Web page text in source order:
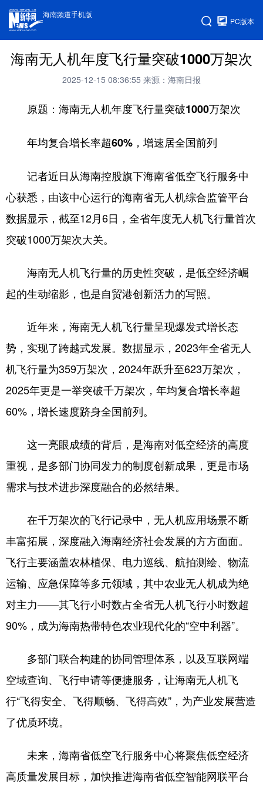
海南频道手机版
PC版本
海南无人机年度飞行量突破1000万架次
2025-12-15 08:36:55 来源：海南日报
原题：海南无人机年度飞行量突破1000万架次
年均复合增长率超60%，增速居全国前列
记者近日从海南控股旗下海南省低空飞行服务中
心获悉，由该中心运行的海南省无人机综合监管平台
数据显示，截至12月6日，全省年度无人机飞行量首次
突破1000万架次大关。
海南无人机飞行量的历史性突破，是低空经济崛
起的生动缩影，也是自贸港创新活力的写照。
近年来，海南无人机飞行量呈现爆发式增长态
势，实现了跨越式发展。数据显示，2023年全省无人
机飞行量为359万架次，2024年跃升至623万架次，
2025年更是一举突破千万架次，年均复合增长率超
60%，增长速度跻身全国前列。
这一亮眼成绩的背后，是海南对低空经济的高度
重视，是多部门协同发力的制度创新成果，更是市场
需求与技术进步深度融合的必然结果。
在千万架次的飞行记录中，无人机应用场景不断
丰富拓展，深度融入海南经济社会发展的方方面面。
飞行主要涵盖农林植保、电力巡线、航拍测绘、物流
运输、应急保障等多元领域，其中农业无人机成为绝
对主力——其飞行小时数占全省无人机飞行小时数超
90%，成为海南热带特色农业现代化的“空中利器”。
多部门联合构建的协同管理体系，以及互联网端
空域查询、飞行申请等便捷服务，让海南无人机飞
行“飞得安全、飞得顺畅、飞得高效”，为产业发展营造
了优质环境。
未来，海南省低空飞行服务中心将聚焦低空经济
高质量发展目标，加快推进海南省低空智能网联平台